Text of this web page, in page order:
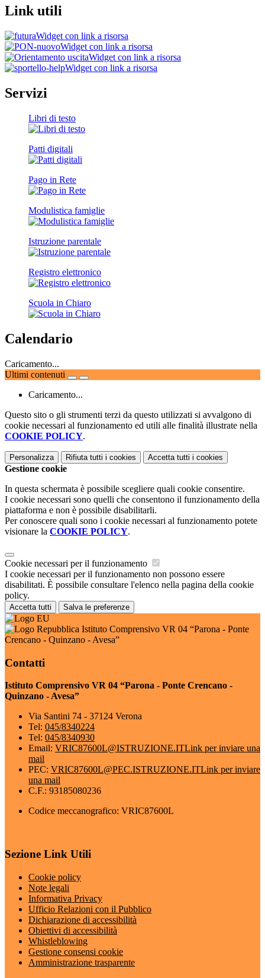
Link utili
Widget con link a risorsa
Widget con link a risorsa
Widget con link a risorsa
Widget con link a risorsa
Servizi
Libri di testo
Patti digitali
Pago in Rete
Modulistica famiglie
Istruzione parentale
Registro elettronico
Scuola in Chiaro
Calendario
Caricamento...
Ultimi contenuti
Caricamento...
Questo sito o gli strumenti terzi da questo utilizzati si avvalgono di
cookie necessari al funzionamento ed utili alle finalità illustrate nella
COOKIE POLICY.
Personalizza Rifiuta tutti i cookies Accetta tutti i cookies
Gestione cookie
In questa schermata è possibile scegliere quali cookie consentire.
I cookie necessari sono quelli che consentono il funzionamento della
piattaforma e non è possibile disabilitarli.
Per conoscere quali sono i cookie necessari al funzionamento potete
visionare la COOKIE POLICY.
Cookie necessari per il funzionamento
I cookie necessari per il funzionamento non possono essere
disabilitati. È possibile consultare l'elenco nella pagina della cookie
policy.
Accetta tutti Salva le preferenze
Istituto Comprensivo VR 04 “Parona - Ponte
Crencano - Quinzano - Avesa”
Contatti
Istituto Comprensivo VR 04 “Parona - Ponte Crencano -
Quinzano - Avesa”
Via Santini 74 - 37124 Verona
Tel: 045/8340224
Tel: 045/8340930
Email: VRIC87600L@ISTRUZIONE.ITLink per inviare una
mail
PEC: VRIC87600L@PEC.ISTRUZIONE.ITLink per inviare
una mail
C.F.: 93185080236
Codice meccanografico: VRIC87600L
Sezione Link Utili
Cookie policy
Note legali
Informativa Privacy
Ufficio Relazioni con il Pubblico
Dichiarazione di accessibilità
Obiettivi di accessibilità
Whistleblowing
Gestione consensi cookie
Amministrazione trasparente